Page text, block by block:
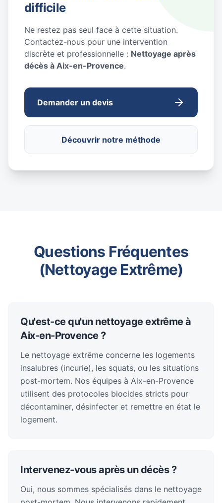
difficile
Ne restez pas seul face à cette situation.
Contactez-nous pour une intervention
discrète et professionnelle : Nettoyage après
décès à Aix-en-Provence.
Demander un devis
Découvrir notre méthode
Questions Fréquentes
(Nettoyage Extrême)
Qu'est-ce qu'un nettoyage extrême à
Aix-en-Provence ?
Le nettoyage extrême concerne les logements
insalubres (incurie), les squats, ou les situations
post-mortem. Nos équipes à Aix-en-Provence
utilisent des protocoles biocides stricts pour
décontaminer, désinfecter et remettre en état le
logement.
Intervenez-vous après un décès ?
Oui, nous sommes spécialisés dans le nettoyage